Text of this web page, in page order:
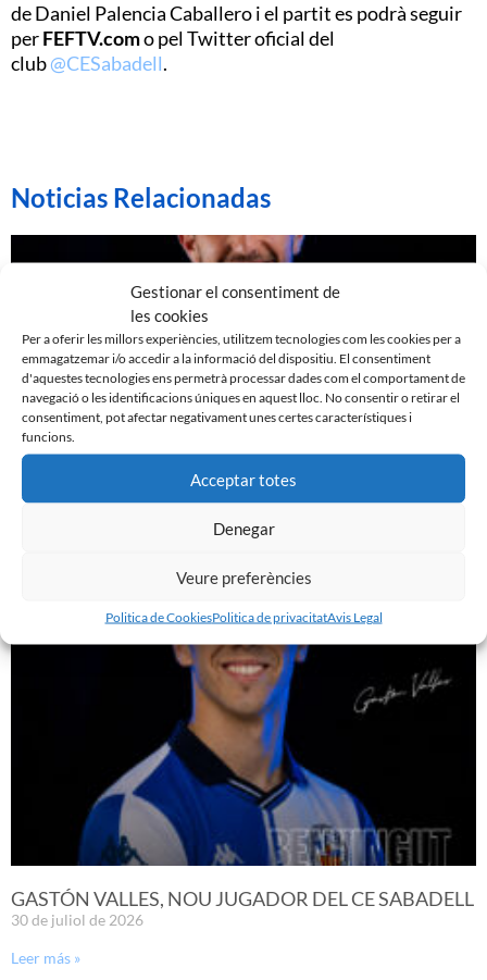
Gestionar el consentiment de
les cookies
Per a oferir les millors experiències, utilitzem tecnologies com les cookies per a
emmagatzemar i/o accedir a la informació del dispositiu. El consentiment
d'aquestes tecnologies ens permetrà processar dades com el comportament de
navegació o les identificacions úniques en aquest lloc. No consentir o retirar el
consentiment, pot afectar negativament unes certes característiques i
funcions.
Acceptar totes
Denegar
Veure preferències
Politica de CookiesPolitica de privacitatAvis Legal
de Daniel Palencia Caballero i el partit es podrà seguir
perFEFTV.como pel Twitter oficial del
club@CESabadell.
Noticias Relacionadas
EDGAR GONZÁLEZ, NOU JUGADOR DEL CE
GASTÓN VALLES, NOU JUGADOR DEL CE SABADELL
30 de juliol de 2026
Leer más »